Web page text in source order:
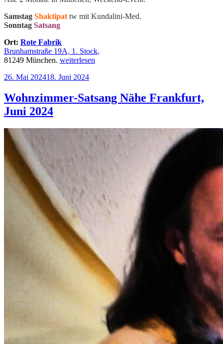
Samstag Shaktipat tw mit Kundalini-Med.
Sonntag Satsang
Ort: Rote Fabrik
Brunhamstraße 19A, 1. Stock,
81249 München. „Samstag
Juli
aus;
Sonntag
weiterlesen
Veröffentlicht
26. Mai 202418. Juni 2024
Wohnzimmer-Satsang Nähe Frankfurt,
Juni 2024